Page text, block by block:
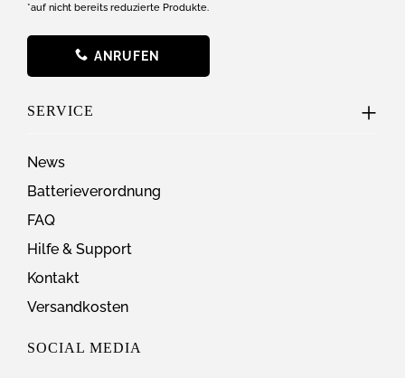
*auf nicht bereits reduzierte Produkte.
ANRUFEN
SERVICE
News
Batterieverordnung
FAQ
Hilfe & Support
Kontakt
Versandkosten
SOCIAL MEDIA